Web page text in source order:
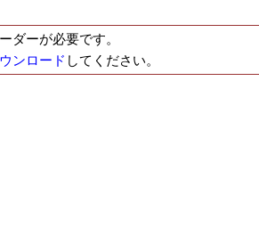
ーが必要です。
ンロード してください。